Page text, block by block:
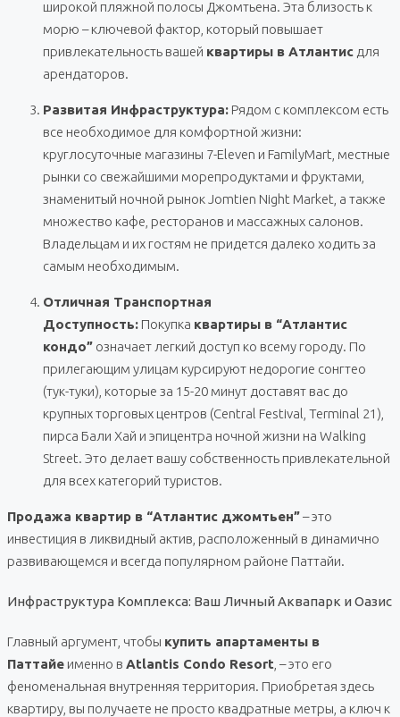
широкой пляжной полосы Джомтьена. Эта близость к
морю – ключевой фактор, который повышает
привлекательность вашей квартиры в Атлантис для
арендаторов.
Развитая Инфраструктура: Рядом с комплексом есть
все необходимое для комфортной жизни:
круглосуточные магазины 7-Eleven и FamilyMart, местные
рынки со свежайшими морепродуктами и фруктами,
знаменитый ночной рынок Jomtien Night Market, а также
множество кафе, ресторанов и массажных салонов.
Владельцам и их гостям не придется далеко ходить за
самым необходимым.
Отличная Транспортная
Доступность: Покупка квартиры в “Атлантис
кондо” означает легкий доступ ко всему городу. По
прилегающим улицам курсируют недорогие сонгтео
(тук-туки), которые за 15-20 минут доставят вас до
крупных торговых центров (Central Festival, Terminal 21),
пирса Бали Хай и эпицентра ночной жизни на Walking
Street. Это делает вашу собственность привлекательной
для всех категорий туристов.
Продажа квартир в “Атлантис джомтьен”– это
инвестиция в ликвидный актив, расположенный в динамично
развивающемся и всегда популярном районе Паттайи.
Инфраструктура Комплекса: Ваш Личный Аквапарк и Оазис
Главный аргумент, чтобы купить апартаменты в
Паттайе именно в Atlantis Condo Resort , – это его
феноменальная внутренняя территория. Приобретая здесь
квартиру, вы получаете не просто квадратные метры, а ключ к